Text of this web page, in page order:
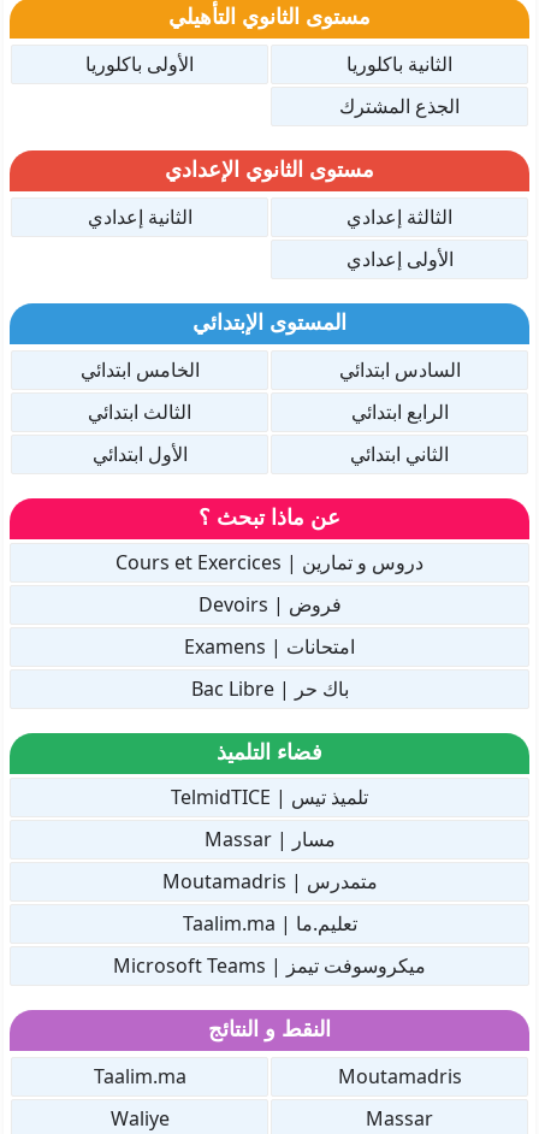
مستوى الثانوي التأهيلي
الثانية باكلوريا
الأولى باكلوريا
الجذع المشترك
مستوى الثانوي الإعدادي
الثالثة إعدادي
الثانية إعدادي
الأولى إعدادي
المستوى الإبتدائي
السادس ابتدائي
الخامس ابتدائي
الرابع ابتدائي
الثالث ابتدائي
الثاني ابتدائي
الأول ابتدائي
عن ماذا تبحث ؟
دروس و تمارين | Cours et Exercices
فروض | Devoirs
امتحانات | Examens
باك حر | Bac Libre
فضاء التلميذ
تلميذ تيس | TelmidTICE
مسار | Massar
متمدرس | Moutamadris
تعليم.ما | Taalim.ma
ميكروسوفت تيمز | Microsoft Teams
النقط و النتائج
Moutamadris
Taalim.ma
Massar
Waliye